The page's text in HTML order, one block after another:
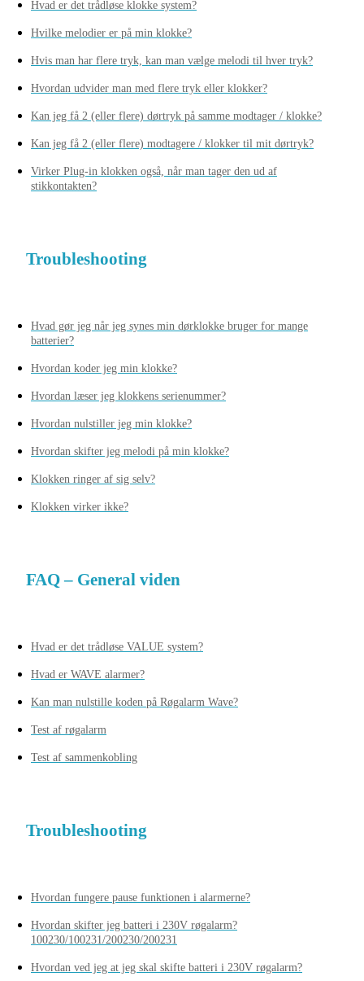
Hvad er det trådløse klokke system?
Hvilke melodier er på min klokke?
Hvis man har flere tryk, kan man vælge melodi til hver tryk?
Hvordan udvider man med flere tryk eller klokker?
Kan jeg få 2 (eller flere) dørtryk på samme modtager / klokke?
Kan jeg få 2 (eller flere) modtagere / klokker til mit dørtryk?
Virker Plug-in klokken også, når man tager den ud af
stikkontakten?
Troubleshooting
Hvad gør jeg når jeg synes min dørklokke bruger for mange
batterier?
Hvordan koder jeg min klokke?
Hvordan læser jeg klokkens serienummer?
Hvordan nulstiller jeg min klokke?
Hvordan skifter jeg melodi på min klokke?
Klokken ringer af sig selv?
Klokken virker ikke?
FAQ – General viden
Hvad er det trådløse VALUE system?
Hvad er WAVE alarmer?
Kan man nulstille koden på Røgalarm Wave?
Test af røgalarm
Test af sammenkobling
Troubleshooting
Hvordan fungere pause funktionen i alarmerne?
Hvordan skifter jeg batteri i 230V røgalarm?
100230/100231/200230/200231
Hvordan ved jeg at jeg skal skifte batteri i 230V røgalarm?